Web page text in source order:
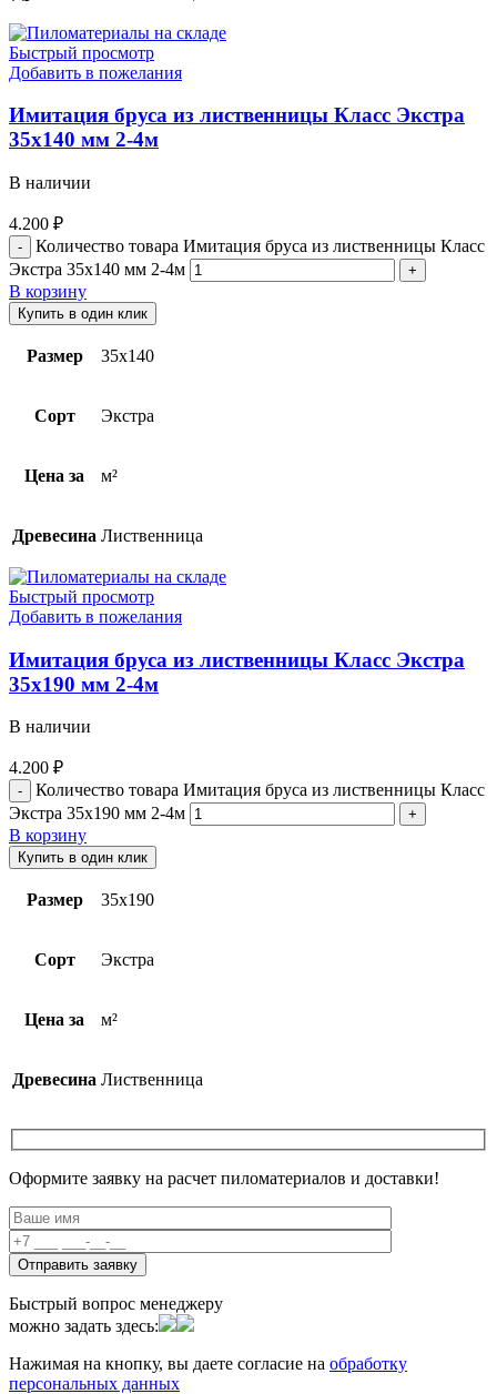
Быстрый просмотр
Добавить в пожелания
Имитация бруса из лиственницы Класс Экстра
35х140 мм 2-4м
В наличии
4.200 ₽
Количество товара Имитация бруса из лиственницы Класс
Экстра 35х140 мм 2-4м
В корзину
Купить в один клик
Размер 35х140
Сорт Экстра
Цена за м²
Древесина Лиственница
Быстрый просмотр
Добавить в пожелания
Имитация бруса из лиственницы Класс Экстра
35х190 мм 2-4м
В наличии
4.200 ₽
Количество товара Имитация бруса из лиственницы Класс
Экстра 35х190 мм 2-4м
В корзину
Купить в один клик
Размер 35х190
Сорт Экстра
Цена за м²
Древесина Лиственница
Оформите заявку на расчет пиломатериалов и доставки!
Быстрый вопрос менеджеру
можно задать здесь:
Нажимая на кнопку, вы даете согласие на обработку
персональных данных